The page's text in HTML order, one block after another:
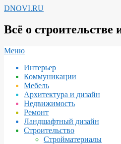
Перейти
содержимому
DNOVI.RU
Всё о строительстве
Вторичное
навигации
Меню
Интерьер
Коммуникации
Мебель
Архитектура и дизайн
Недвижимость
Ремонт
Ландшафтный дизайн
Строительство
Стройматериалы